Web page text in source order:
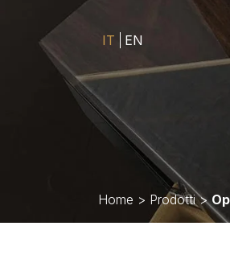
IT EN
Home > Prodotti>